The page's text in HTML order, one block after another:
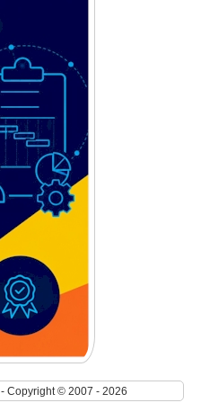
- Copyright © 2007 - 2026